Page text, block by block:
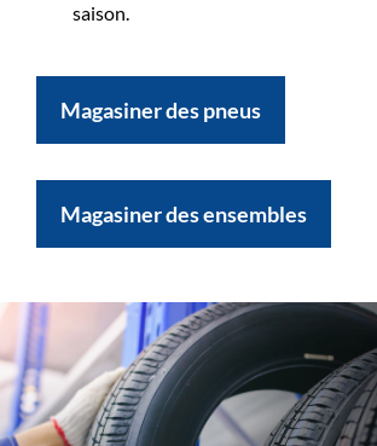
saison.
Magasiner des pneus
Magasiner des ensembles